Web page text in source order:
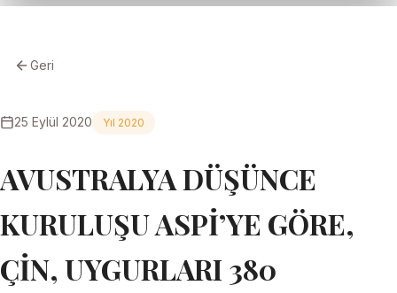
Geri
25 Eylül 2020 Yıl 2020
AVUSTRALYA DÜŞÜNCE
KURULUŞU ASPİ’YE GÖRE,
ÇİN, UYGURLARI 380